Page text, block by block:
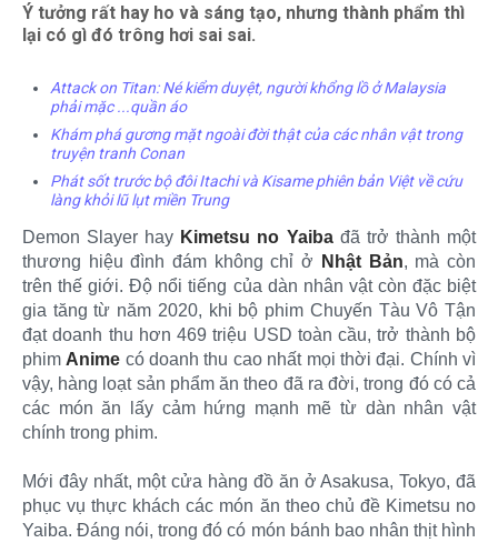
Ý tưởng rất hay ho và sáng tạo, nhưng thành phẩm thì
lại có gì đó trông hơi sai sai.
Attack on Titan: Né kiểm duyệt, người khổng lồ ở Malaysia
phải mặc ...quần áo
Khám phá gương mặt ngoài đời thật của các nhân vật trong
truyện tranh Conan
Phát sốt trước bộ đôi Itachi và Kisame phiên bản Việt về cứu
làng khỏi lũ lụt miền Trung
Demon Slayer hay Kimetsu no Yaibađã trở thành một
thương hiệu đình đám không chỉ ở
Nhật Bản, mà còn
trên thế giới. Độ nổi tiếng của dàn nhân vật còn đặc biệt
gia tăng từ năm 2020, khi bộ phim Chuyến Tàu Vô Tận
đạt doanh thu hơn 469 triệu USD toàn cầu, trở thành bộ
phim Anime có doanh thu cao nhất mọi thời đại. Chính vì
vậy, hàng loạt sản phẩm ăn theo đã ra đời, trong đó có cả
các món ăn lấy cảm hứng mạnh mẽ từ dàn nhân vật
chính trong phim.
Mới đây nhất, một cửa hàng đồ ăn ở Asakusa, Tokyo, đã
phục vụ thực khách các món ăn theo chủ đề Kimetsu no
Yaiba. Đáng nói, trong đó có món bánh bao nhân thịt hình